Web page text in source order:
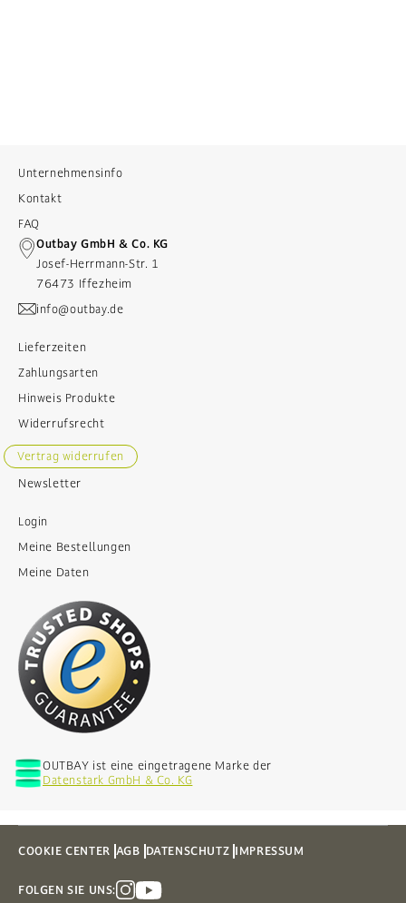
Unternehmensinfo
Kontakt
FAQ
Outbay GmbH & Co. KG
Josef-Herrmann-Str. 1
76473 Iffezheim
info@outbay.de
Lieferzeiten
Zahlungsarten
Hinweis Produkte
Widerrufsrecht
Vertrag widerrufen
Newsletter
Login
Meine Bestellungen
Meine Daten
OUTBAY ist eine eingetragene Marke der
Datenstark GmbH & Co. KG
COOKIE CENTER AGB DATENSCHUTZ IMPRESSUM
FOLGEN SIE UNS: